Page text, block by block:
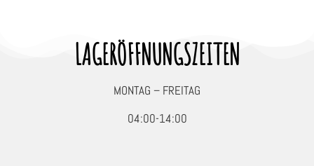
LAGERÖFFNUNGSZEITEN
MONTAG – FREITAG
04:00-14:00